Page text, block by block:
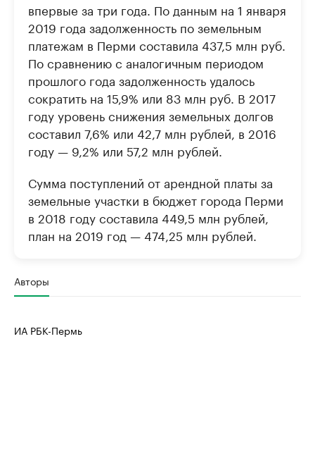
впервые за три года. По данным на 1 января
2019 года задолженность по земельным
платежам в Перми составила 437,5 млн руб.
По сравнению с аналогичным периодом
прошлого года задолженность удалось
сократить на 15,9% или 83 млн руб. В 2017
году уровень снижения земельных долгов
составил 7,6% или 42,7 млн рублей, в 2016
году — 9,2% или 57,2 млн рублей.
Сумма поступлений от арендной платы за
земельные участки в бюджет города Перми
в 2018 году составила 449,5 млн рублей,
план на 2019 год — 474,25 млн рублей.
Авторы
ИА РБК-Пермь